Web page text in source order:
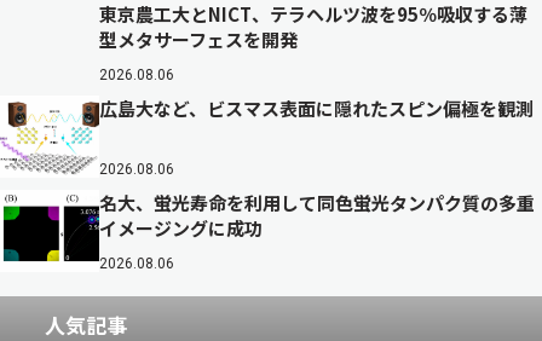
東京農工大とNICT、テラヘルツ波を95％吸収する薄
型メタサーフェスを開発
2026.08.06
広島大など、ビスマス表面に隠れたスピン偏極を観測
2026.08.06
名大、蛍光寿命を利用して同色蛍光タンパク質の多重
イメージングに成功
2026.08.06
人気記事